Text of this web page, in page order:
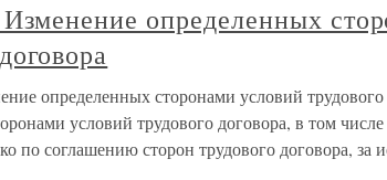
определенных
определенных сторонами условий
условий трудового договора, в том
по соглашению сторон трудового договора, за